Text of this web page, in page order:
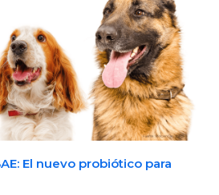
El nuevo probiótico para